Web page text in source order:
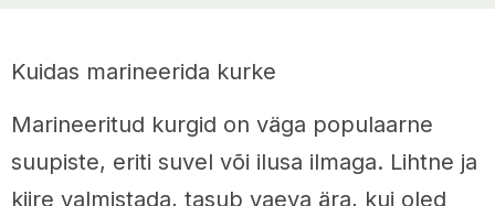
Kuidas marineerida kurke
Marineeritud kurgid on väga populaarne
suupiste, eriti suvel või ilusa ilmaga. Lihtne ja
kiire valmistada, tasub vaeva ära, kui oled